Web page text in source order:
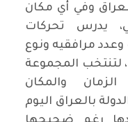
وفي أي مكان
يدرس تحركات
مرافقيه ونوع
لتنتخب المجموعة
الزمان والمكان
بالعراق اليوم